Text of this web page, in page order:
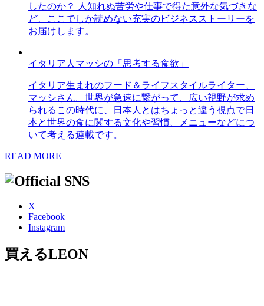
したのか？ 人知れぬ苦労や仕事で得た意外な気づきな
ど、ここでしか読めない充実のビジネスストーリーを
お届けします。
イタリア人マッシの「思考する食欲」
イタリア生まれのフード＆ライフスタイルライター、
マッシさん。世界が急速に繋がって、広い視野が求め
られるこの時代に、日本人とはちょっと違う視点で日
本と世界の食に関する文化や習慣、メニューなどにつ
いて考える連載です。
READ MORE
X
Facebook
Instagram
買えるLEON